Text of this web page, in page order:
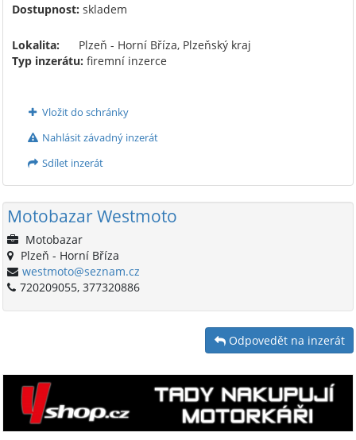
Dostupnost: skladem
Lokalita:
Plzeň - Horní Bříza, Plzeňský kraj
Typ inzerátu: firemní inzerce
Vložit do schránky
Nahlásit závadný inzerát
Sdílet inzerát
Motobazar Westmoto
Motobazar
Plzeň - Horní Bříza
westmoto@seznam.cz
720209055, 377320886
Odpovedět na inzerát